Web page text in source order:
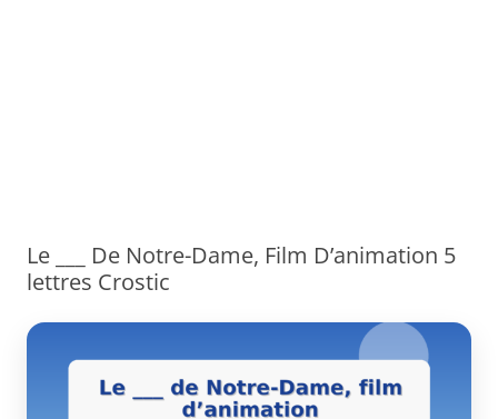
Le ___ De Notre-Dame, Film D’animation 5
lettres Crostic